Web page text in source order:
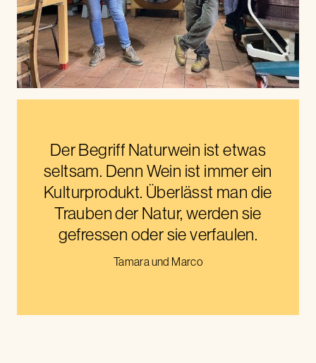
Der Begriff Naturwein ist etwas
seltsam. Denn Wein ist immer ein
Kulturprodukt. Überlässt man die
Trauben der Natur, werden sie
gefressen oder sie verfaulen.
Tamara und Marco